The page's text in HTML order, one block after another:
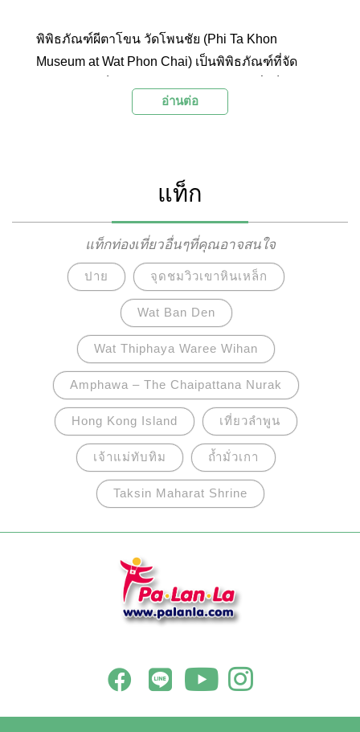
พิพิธภัณฑ์ผีตาโขน วัดโพนชัย (Phi Ta Khon
Museum at Wat Phon Chai) เป็นพิพิธภัณฑ์ที่จัด
ประเพณีท้องถิ่นของจังหวัดเลยที่มีมาอย่างช้านาน
ประเพณีและวัฒนธรรมท้องถิ่นอื่นๆ และร้านขาย
ของที่ระลึกให้ได้เที่ยวชมอีกด้วย
อ่านต่อ
แท็ก
แท็กท่องเที่ยวอื่นๆที่คุณอาจสนใจ
ปาย จุดชมวิวเขาหินเหล็ก
Wat Ban Den
Wat Thiphaya Waree Wihan
Amphawa – The Chaipattana Nurak
Hong Kong Island เที่ยวลำพูน
เจ้าแม่ทับทิม ถ้ำมั่วเกา
Taksin Maharat Shrine